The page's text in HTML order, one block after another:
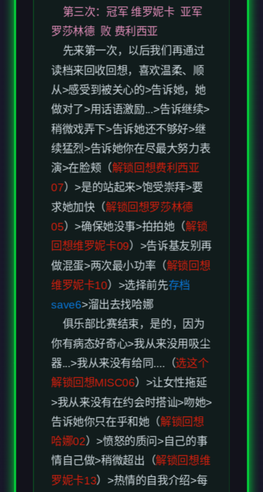
读档来回收回想，喜欢温柔、顺
从>感受到被关心的>告诉她，她
续猛烈>告诉她你在尽最大努力表
演>在脸颊（
解锁回想费利西亚
07 ）>是的站起来>饱受崇拜>要
求她加快（
解锁回想罗莎林德
）>确保她没事>拍拍她（ 解锁
回想维罗妮卡09）>告诉基友别再
做混蛋>两次最小功率（解锁回想
维罗妮卡10 ）>选择前先存档
save6>溜出去找哈娜
俱乐部比赛结束，是的，因为
你有病态好奇心>我从来没用吸尘
器...>我从来没有给同....（
选这个
解锁回想MISC06）>让女性拖延
>我从来没有在约会时搭讪>吻她>
告诉她你只在乎和她（解锁回想
哈娜02）>愤怒的质问>自己的事
情自己做>稍微超出（ 解锁回想维
罗妮卡13 ）>热情的自我介绍>每
张照片看一下>右上点继续>指那
张全家福>随便选直到不谈论照片